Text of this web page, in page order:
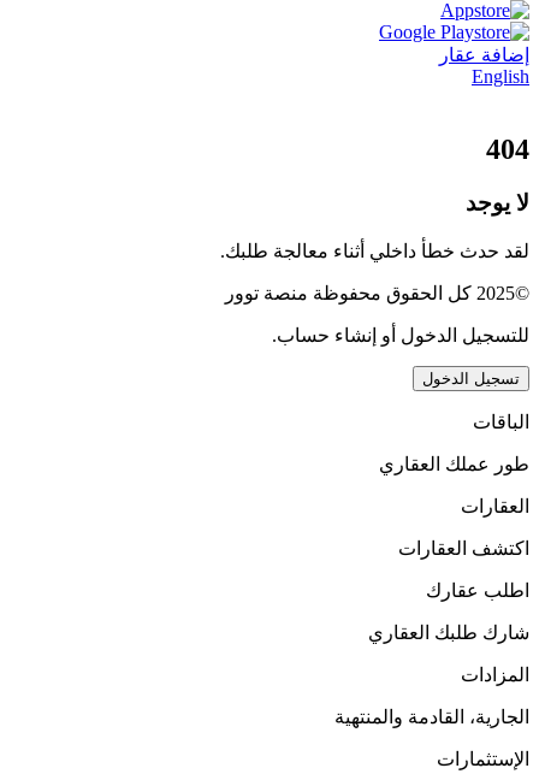
إضافة عقار
English
404
لا يوجد
لقد حدث خطأ داخلي أثناء معالجة طلبك.
©2025 كل الحقوق محفوظة منصة توور
للتسجيل الدخول أو إنشاء حساب.
تسجيل الدخول
الباقات
طور عملك العقاري
العقارات
اكتشف العقارات
اطلب عقارك
شارك طلبك العقاري
المزادات
الجارية، القادمة والمنتهية
الإستثمارات